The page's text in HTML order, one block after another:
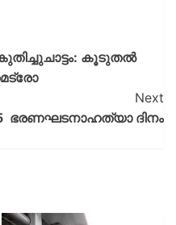
കൂടുതൽ
Next
ദിനം